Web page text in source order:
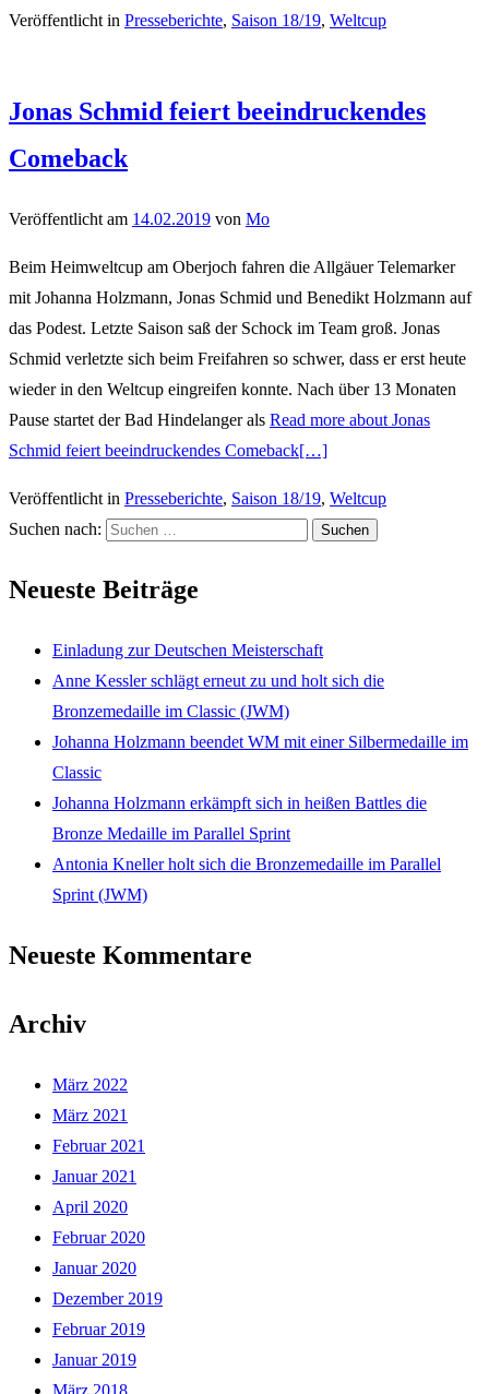
Veröffentlicht in Presseberichte, Saison 18/19, Weltcup
Jonas Schmid feiert beeindruckendes
Comeback
Veröffentlicht am 14.02.2019 von Mo
Beim Heimweltcup am Oberjoch fahren die Allgäuer Telemarker
mit Johanna Holzmann, Jonas Schmid und Benedikt Holzmann auf
das Podest. Letzte Saison saß der Schock im Team groß. Jonas
Schmid verletzte sich beim Freifahren so schwer, dass er erst heute
wieder in den Weltcup eingreifen konnte. Nach über 13 Monaten
Pause startet der Bad Hindelanger als Read more about Jonas
Schmid feiert beeindruckendes Comeback[…]
Veröffentlicht in Presseberichte, Saison 18/19, Weltcup
Suchen nach:
Neueste Beiträge
Einladung zur Deutschen Meisterschaft
Anne Kessler schlägt erneut zu und holt sich die
Bronzemedaille im Classic (JWM)
Johanna Holzmann beendet WM mit einer Silbermedaille im
Classic
Johanna Holzmann erkämpft sich in heißen Battles die
Bronze Medaille im Parallel Sprint
Antonia Kneller holt sich die Bronzemedaille im Parallel
Sprint (JWM)
Neueste Kommentare
Archiv
März 2022
März 2021
Februar 2021
Januar 2021
April 2020
Februar 2020
Januar 2020
Dezember 2019
Februar 2019
Januar 2019
März 2018